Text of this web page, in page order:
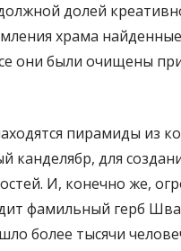
долей
храма
они были очищены
пирамиды из
канделябр, для
И, конечно же,
фамильный герб
более тысячи